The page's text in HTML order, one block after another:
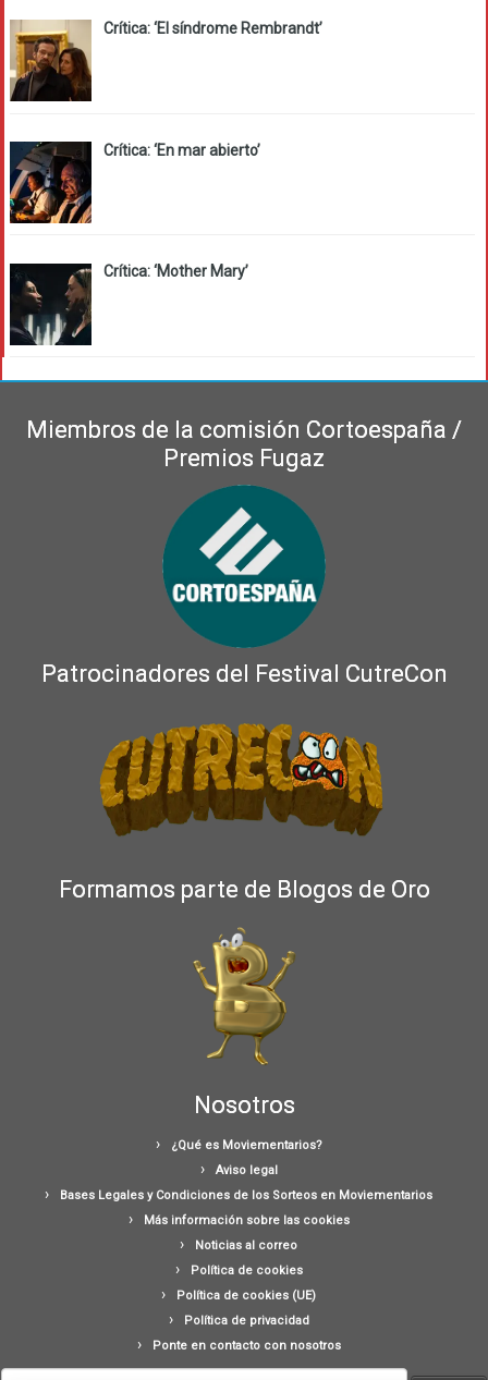
Crítica: ‘El síndrome Rembrandt’
Crítica: ‘En mar abierto’
Crítica: ‘Mother Mary’
Miembros de la comisión Cortoespaña /
Premios Fugaz
Patrocinadores del Festival CutreCon
Formamos parte de Blogos de Oro
Nosotros
¿Qué es Moviementarios?
Aviso legal
Bases Legales y Condiciones de los Sorteos en Moviementarios
Más información sobre las cookies
Noticias al correo
Política de cookies
Política de cookies (UE)
Política de privacidad
Ponte en contacto con nosotros